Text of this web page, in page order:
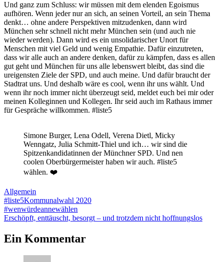
Und ganz zum Schluss: wir müssen mit dem elenden Egoismus
aufhören. Wenn jeder nur an sich, an seinen Vorteil, an sein Thema
denkt… ohne andere Perspektiven mitzudenken, dann wird
München sehr schnell nicht mehr München sein (und auch nie
wieder werden). Dann wird es ein unsolidarischer Unort für
Menschen mit viel Geld und wenig Empathie. Dafür einzutreten,
dass wir alle auch an andere denken, dafür zu kämpfen, dass es allen
gut geht und München für uns alle lebenswert bleibt, das sind die
ureigensten Ziele der SPD, und auch meine. Und dafür braucht der
Stadtrat uns. Und deshalb wäre es cool, wenn ihr uns wählt. Und
wenn ihr noch immer nicht überzeugt seid, meldet euch bei mir oder
meinen Kolleginnen und Kollegen. Ihr seid auch im Rathaus immer
für Gespräche willkommen. #liste5
Simone Burger, Lena Odell, Verena Dietl, Micky
Wenngatz, Julia Schmitt-Thiel und ich… wir sind die
Spitzenkandidatinnen der Münchner SPD. Und nen
coolen Oberbürgermeister haben wir auch. #liste5
wählen. ❤️
Allgemein
#liste5Kommunalwahl 2020
Beitragsnavigation
Vorheriger
Beitrag:
#wenwürdeannewählen
Nächster
Erschöpft, enttäuscht, besorgt – und trotzdem nicht hoffnungslos
Ein Kommentar